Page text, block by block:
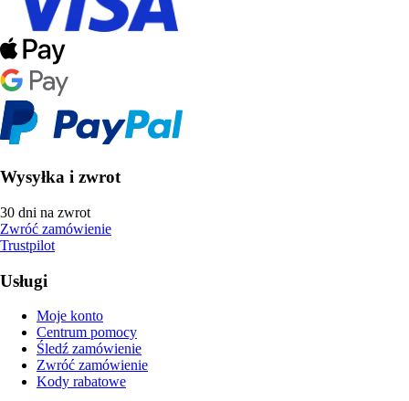
Wysyłka i zwrot
30 dni na zwrot
Zwróć zamówienie
Trustpilot
Usługi
Moje konto
Centrum pomocy
Śledź zamówienie
Zwróć zamówienie
Kody rabatowe